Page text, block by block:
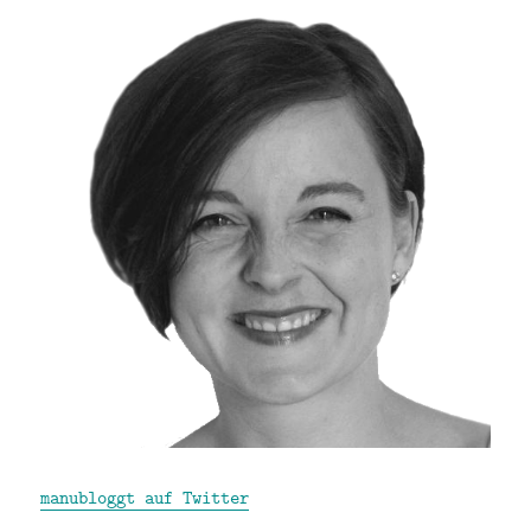
manubloggt auf Twitter